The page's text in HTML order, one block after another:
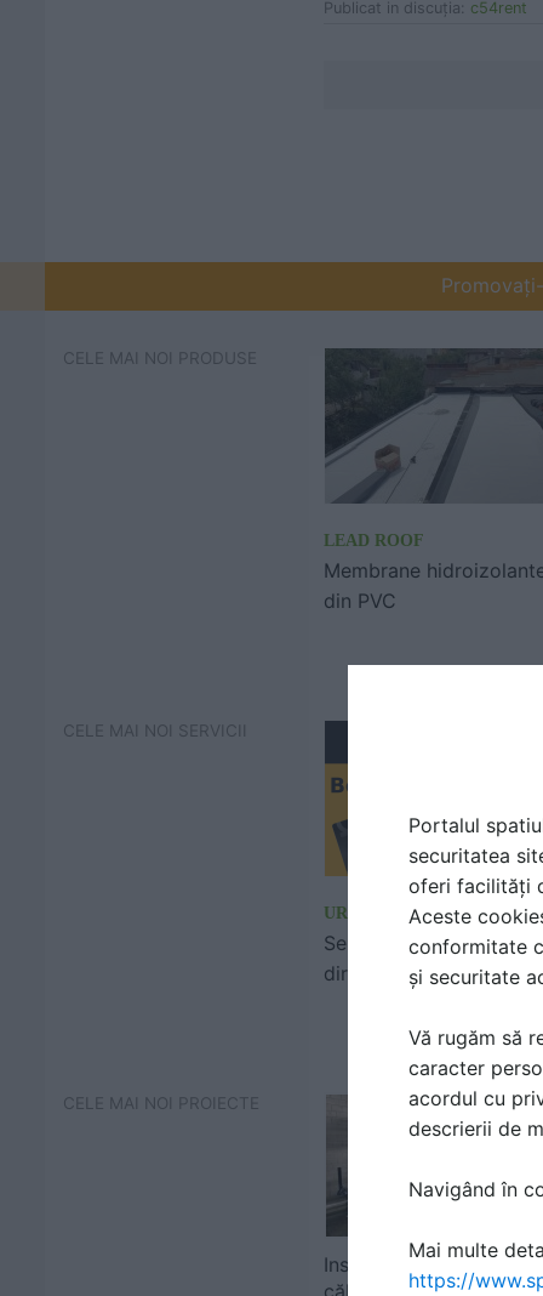
Publicat in discuţia: c54rent
CELE MAI NOI PRODUSE
LEAD ROOF
Membrane
din PVC
CELE MAI NOI SERVICII
URGENT BETON
Servicii de livrare beton
direct pe santier
CELE MAI NOI PROIECTE
Instalare pompe de
căldură și unități de
Portalul
securitatea
oferi facilități
Aceste
conformitate
și securitate
Vă rugăm să
caracter
acordul cu
descrierii de
Navigând în
Mai multe
https://